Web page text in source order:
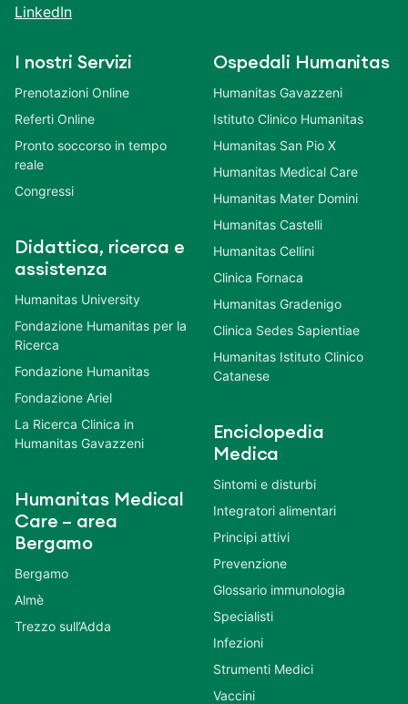
LinkedIn
I nostri Servizi
Prenotazioni Online
Referti Online
Pronto soccorso in tempo
reale
Congressi
Didattica, ricerca e
assistenza
Humanitas University
Fondazione Humanitas per la
Ricerca
Fondazione Humanitas
Fondazione Ariel
La Ricerca Clinica in
Humanitas Gavazzeni
Humanitas Medical
Care – area
Bergamo
Bergamo
Almè
Trezzo sull’Adda
Ospedali Humanitas
Humanitas Gavazzeni
Istituto Clinico Humanitas
Humanitas San Pio X
Humanitas Medical Care
Humanitas Mater Domini
Humanitas Castelli
Humanitas Cellini
Clinica Fornaca
Humanitas Gradenigo
Clinica Sedes Sapientiae
Humanitas Istituto Clinico
Catanese
Enciclopedia
Medica
Sintomi e disturbi
Integratori alimentari
Principi attivi
Prevenzione
Glossario immunologia
Specialisti
Infezioni
Strumenti Medici
Vaccini